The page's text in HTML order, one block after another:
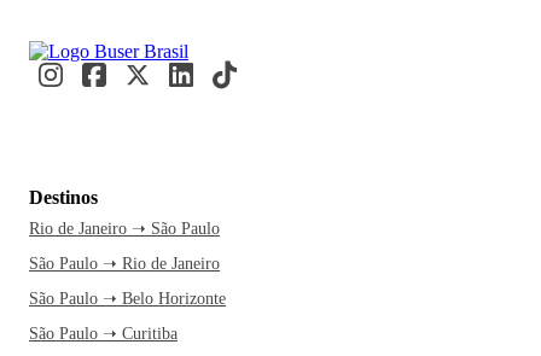
Destinos
Rio de Janeiro ➝ São Paulo
São Paulo ➝ Rio de Janeiro
São Paulo ➝ Belo Horizonte
São Paulo ➝ Curitiba